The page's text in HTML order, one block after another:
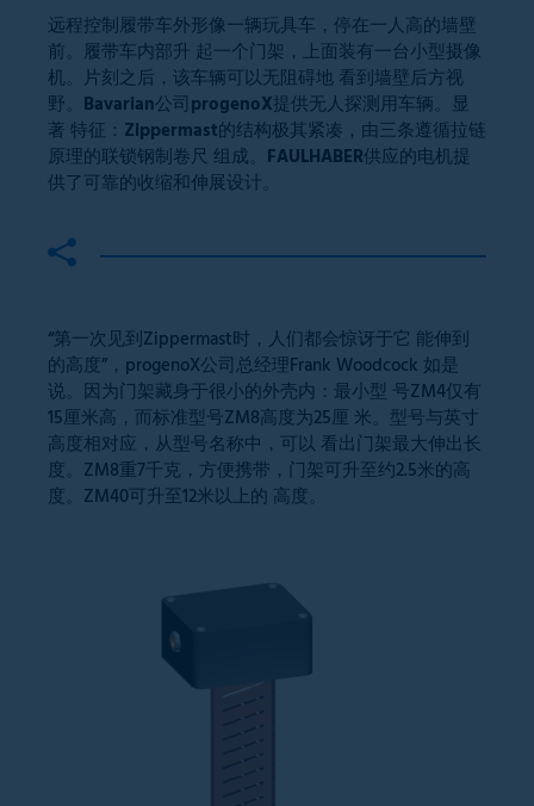
远程控制履带车外形像一辆玩具车，停在一人高的墙壁
前。履带车内部升 起一个门架，上面装有一台小型摄像
机。片刻之后，该车辆可以无阻碍地 看到墙壁后方视
野。Bavarian公司progenoX提供无人探测用车辆。显
著 特征：Zippermast的结构极其紧凑，由三条遵循拉链
原理的联锁钢制卷尺 组成。FAULHABER供应的电机提
供了可靠的收缩和伸展设计。
“第一次见到Zippermast时，人们都会惊讶于它 能伸到
的高度”，progenoX公司总经理Frank Woodcock 如是
说。因为门架藏身于很小的外壳内：最小型 号ZM4仅有
15厘米高，而标准型号ZM8高度为25厘 米。型号与英寸
高度相对应，从型号名称中，可以 看出门架最大伸出长
度。ZM8重7千克，方便携带，门架可升至约2.5米的高
度。ZM40可升至12米以上的 高度。